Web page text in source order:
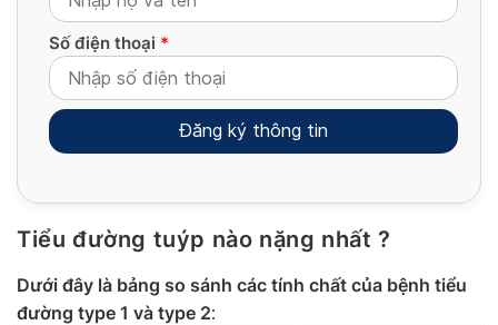
Số điện thoại *
Alternative:
Tiểu đường tuýp nào nặng nhất ?
Dưới đây là bảng so sánh các tính chất của bệnh tiểu
đường type 1 và type 2: